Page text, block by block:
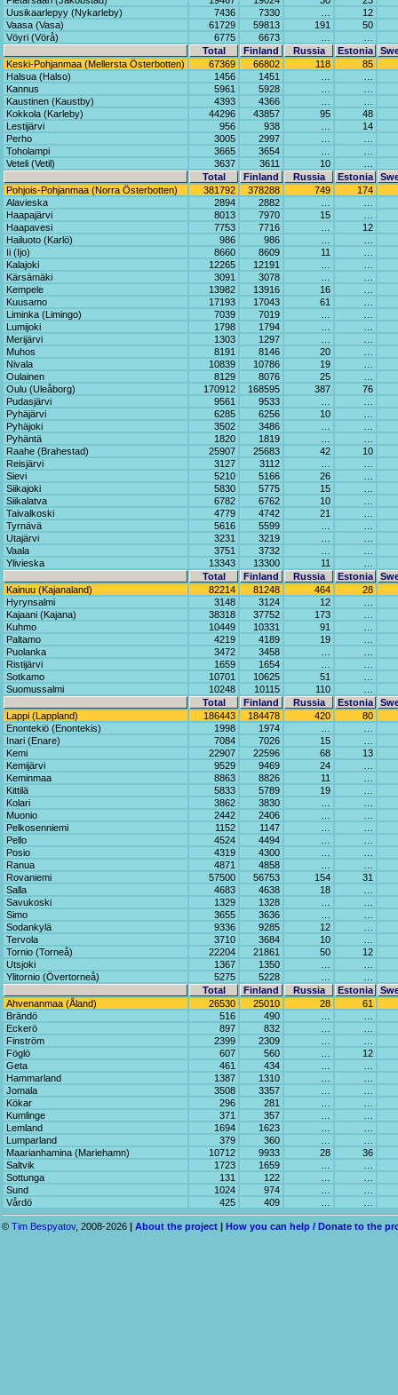
Uusikaarlepyy (Nykarleby)
7436 7330
12
Vaasa (Vasa)
61729 59813 191
50
Vöyri (Vörå)
6775 6673
Total
Finland Russia Estonia
Keski-Pohjanmaa (Mellersta Österbotten)
67369 66802 118
85
Halsua (Halso)
1456 1451
Kannus
5961 5928
Kaustinen (Kaustby)
4393 4366
Kokkola (Karleby)
44296 43857 95
48
Lestijärvi
956 938
14
Perho
3005 2997
Toholampi
3665 3654
Veteli (Vetil)
3637 3611 10
Total
Finland Russia Estonia
Pohjois-Pohjanmaa (Norra Österbotten)
381792 378288 749
174
Alavieska
2894 2882
Haapajärvi
8013 7970 15
Haapavesi
7753 7716
12
Hailuoto (Karlö)
986 986
Ii (Ijo)
8660 8609 11
Kalajoki
12265 12191
Kärsämäki
3091 3078
Kempele
13982 13916 16
Kuusamo
17193 17043 61
Liminka (Limingo)
7039 7019
Lumijoki
1798 1794
Merijärvi
1303 1297
Muhos
8191 8146 20
Nivala
10839 10786 19
Oulainen
8129 8076 25
Oulu (Uleåborg)
170912 168595 387
76
Pudasjärvi
9561 9533
Pyhäjärvi
6285 6256 10
Pyhäjoki
3502 3486
Pyhäntä
1820 1819
Raahe (Brahestad)
25907 25683 42
10
Reisjärvi
3127 3112
Sievi
5210 5166 26
Siikajoki
5830 5775 15
Siikalatva
6782 6762 10
Taivalkoski
4779 4742 21
Tyrnävä
5616 5599
Utajärvi
3231 3219
Vaala
3751 3732
Ylivieska
13343 13300 11
Total
Finland Russia Estonia
Kainuu (Kajanaland)
82214 81248 464
28
Hyrynsalmi
3148 3124 12
Kajaani (Kajana)
38318 37752 173
Kuhmo
10449 10331 91
Paltamo
4219 4189 19
Puolanka
3472 3458
Ristijärvi
1659 1654
Sotkamo
10701 10625 51
Suomussalmi
10248 10115 110
Total
Finland Russia Estonia
Lappi (Lappland)
186443 184478 420
80
Enontekiö (Enontekis)
1998 1974
Inari (Enare)
7084 7026 15
Kemi
22907 22596 68
13
Kemijärvi
9529 9469 24
Keminmaa
8863 8826 11
Kittilä
5833 5789 19
Kolari
3862 3830
Muonio
2442 2406
Pelkosenniemi
1152 1147
Pello
4524 4494
Posio
4319 4300
Ranua
4871 4858
Rovaniemi
57500 56753 154
31
Salla
4683 4638 18
Savukoski
1329 1328
Simo
3655 3636
Sodankylä
9336 9285 12
Tervola
3710 3684 10
Tornio (Torneå)
22204 21861 50
12
Utsjoki
1367 1350
Ylitornio (Övertorneå)
5275 5228
Total
Finland Russia Estonia
Ahvenanmaa (Åland)
26530 25010 28
61
Brändö
516 490
Eckerö
897 832
Finström
2399 2309
Föglö
607 560
12
Geta
461 434
Hammarland
1387 1310
Jomala
3508 3357
Kökar
296 281
Kumlinge
371 357
Lemland
1694 1623
Lumparland
379 360
Maarianhamina (Mariehamn)
10712 9933 28
36
Saltvik
1723 1659
Sottunga
131 122
Sund
1024 974
Vårdö
425 409
© Tim Bespyatov, 2008-2026 | About the project | How you can help / Donate to the